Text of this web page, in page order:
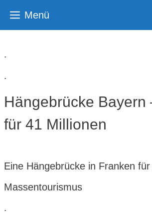
Inhalt Menü
.
.
Hängebrücke Bayern
für 41 Millionen
Eine Hängebrücke in Franken
Massentourismus
.